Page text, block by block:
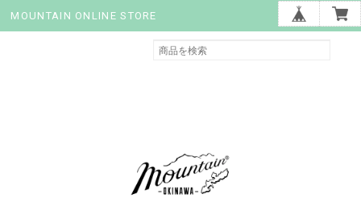
MOUNTAIN ONLINE STORE